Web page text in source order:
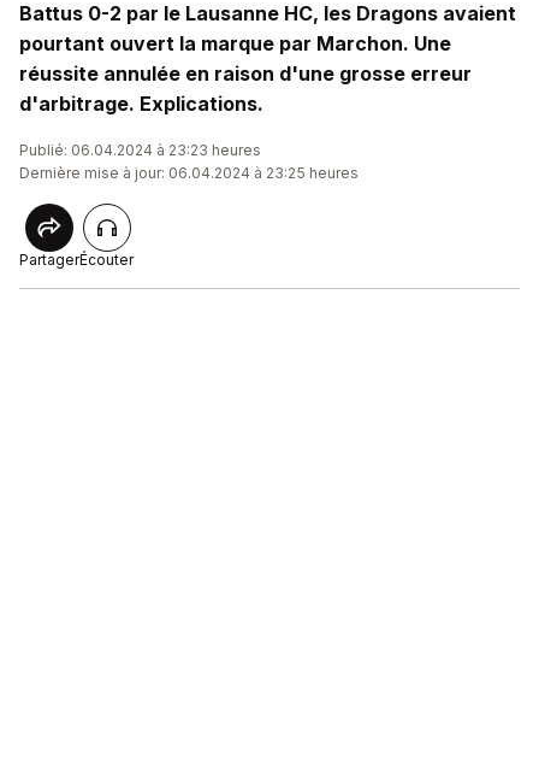
Battus 0-2 par le Lausanne HC, les Dragons avaient
pourtant ouvert la marque par Marchon. Une
réussite annulée en raison d'une grosse erreur
d'arbitrage. Explications.
Publié: 06.04.2024 à 23:23 heures
Dernière mise à jour: 06.04.2024 à 23:25 heures
PartagerÉcouter